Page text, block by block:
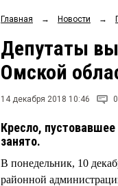
Главная → Новости →
Депутаты
Омской
14 декабря 2018 10:46 0
Кресло,
занято.
В понедельник, 10
районной